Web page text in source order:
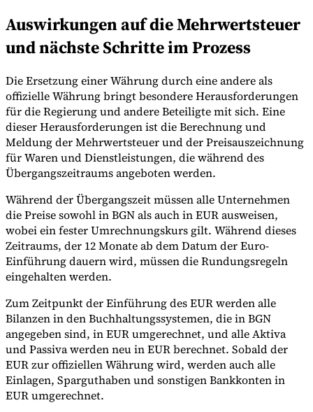
VAT-RechnerGST-RechnerVerkaufssteuer-RechnerVAT-
NummernprüferTracker für E-Rechnungs-Mandate
Experts
Unsere AutorenBeitragender werdenWählen Sie einen Experten
Auswirkungen auf die Mehrwertsteuer
und nächste Schritte im Prozess
Die Ersetzung einer Währung durch eine andere als
offizielle Währung bringt besondere Herausforderungen
für die Regierung und andere Beteiligte mit sich. Eine
dieser Herausforderungen ist die Berechnung und
Meldung der Mehrwertsteuer und der Preisauszeichnung
für Waren und Dienstleistungen, die während des
Übergangszeitraums angeboten werden.
Während der Übergangszeit müssen alle Unternehmen
die Preise sowohl in BGN als auch in EUR ausweisen,
wobei ein fester Umrechnungskurs gilt. Während dieses
Zeitraums, der 12 Monate ab dem Datum der Euro-
Einführung dauern wird, müssen die Rundungsregeln
eingehalten werden.
Zum Zeitpunkt der Einführung des EUR werden alle
Bilanzen in den Buchhaltungssystemen, die in BGN
angegeben sind, in EUR umgerechnet, und alle Aktiva
und Passiva werden neu in EUR berechnet. Sobald der
EUR zur offiziellen Währung wird, werden auch alle
Einlagen, Sparguthaben und sonstigen Bankkonten in
EUR umgerechnet.